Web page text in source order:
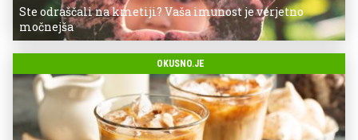
Ste odraščali na kmetiji? Vaša imunost je verjetno
močnejša
OKUSNO.JE